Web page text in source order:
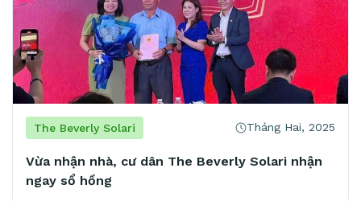
The Beverly Solari Tháng Hai, 2025
Vừa nhận nhà, cư dân The Beverly Solari nhận
ngay sổ hồng